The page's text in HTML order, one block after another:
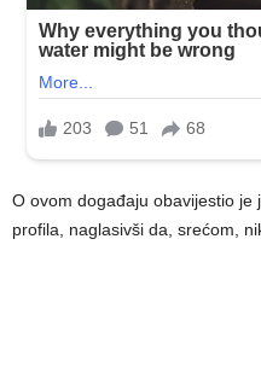
O ovom događaju obavijestio
profila, naglasivši da, srećom,